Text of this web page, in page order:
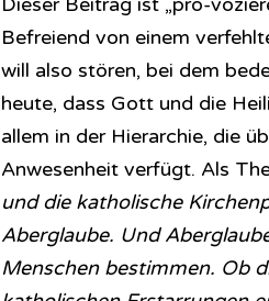
Befreiend von einem
will also stören, bei dem
heute, dass Gott und die
allem in der Hierarchie, die
Anwesenheit verfügt. Als
und die katholische
Aberglaube. Und
Menschen bestimmen. Ob